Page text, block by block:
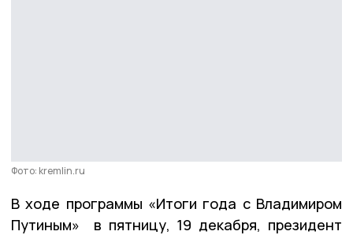
Фото: kremlin.ru
В ходе программы «Итоги года с Владимиром
Путиным» в пятницу, 19 декабря, президент